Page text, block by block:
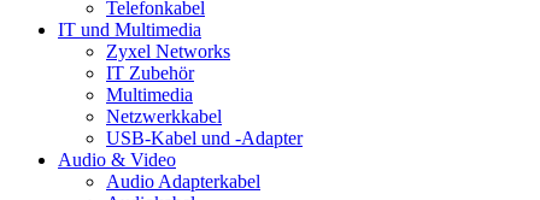
Telefonkabel
IT und Multimedia
Zyxel Networks
IT Zubehör
Multimedia
Netzwerkkabel
USB-Kabel und -Adapter
Audio & Video
Audio Adapterkabel